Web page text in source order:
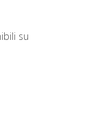
su